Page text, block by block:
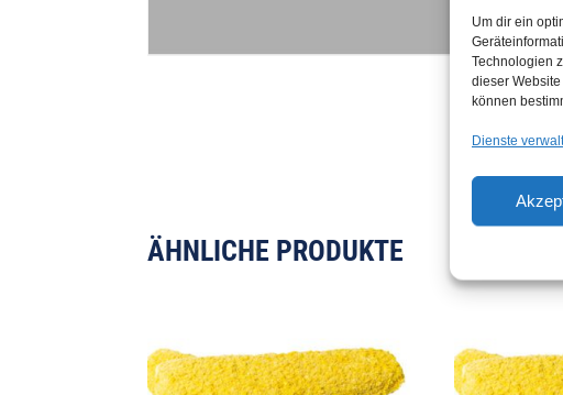
Um dir ein
Technologien
dieser
können
Dienste
ÄHNLICHE PRODUKTE